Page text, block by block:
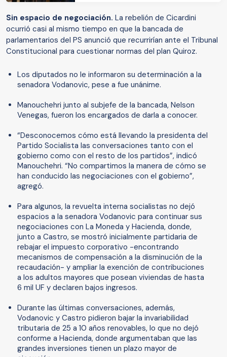
Sin espacio de negociación. La rebelión de Cicardini
ocurrió casi al mismo tiempo en que la bancada de
parlamentarios del PS anunció que recurrirían ante el Tribunal
Constitucional para cuestionar normas del plan Quiroz.
Los diputados no le informaron su determinación a la
senadora Vodanovic, pese a fue unánime.
Manouchehri junto al subjefe de la bancada, Nelson
Venegas, fueron los encargados de darla a conocer.
“Desconocemos cómo está llevando la presidenta del
Partido Socialista las conversaciones tanto con el
gobierno como con el resto de los partidos”, indicó
Manouchehri. “No compartimos la manera de cómo se
han conducido las negociaciones con el gobierno”,
agregó.
Para algunos, la revuelta interna socialistas no dejó
espacios a la senadora Vodanovic para continuar sus
negociaciones con La Moneda y Hacienda, donde,
junto a Castro, se mostró inicialmente partidaria de
rebajar el impuesto corporativo -encontrando
mecanismos de compensación a la disminución de la
recaudación- y ampliar la exención de contribuciones
a los adultos mayores que posean viviendas de hasta
6 mil UF y declaren bajos ingresos.
Durante las últimas conversaciones, además,
Vodanovic y Castro pidieron bajar la invariabilidad
tributaria de 25 a 10 años renovables, lo que no dejó
conforme a Hacienda, donde argumentaban que las
grandes inversiones tienen un plazo mayor de